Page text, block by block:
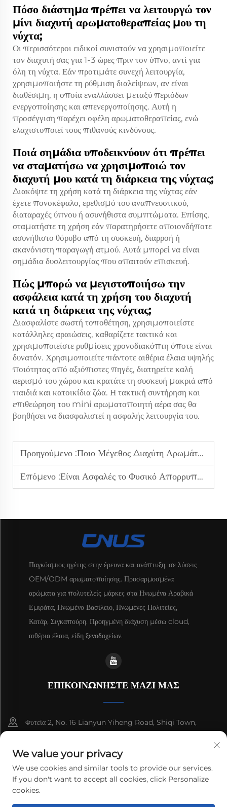
Πόσο διάστημα πρέπει να λειτουργώ τον
μίνι διαχυτή αρωματοθεραπείας μου τη
νύχτα;
Οι περισσότεροι ειδικοί συνιστούν να χρησιμοποιείτε
τον διαχυτή σας για 1-3 ώρες πριν τον ύπνο, αντί για
όλη τη νύχτα. Εάν προτιμάτε συνεχή λειτουργία,
χρησιμοποιήστε τη ρύθμιση διαλείψεων, αν είναι
διαθέσιμη, η οποία εναλλάσσει μεταξύ περιόδων
ενεργοποίησης και απενεργοποίησης. Αυτή η
προσέγγιση παρέχει οφέλη αρωματοθεραπείας, ενώ
ελαχιστοποιεί τους πιθανούς κινδύνους.
Ποιά σημάδια υποδεικνύουν ότι πρέπει
να σταματήσω να χρησιμοποιώ τον
διαχυτή μου κατά τη διάρκεια της νύχτας;
Διακόψτε τη χρήση κατά τη διάρκεια της νύχτας εάν
έχετε πονοκέφαλο, ερεθισμό του αναπνευστικού,
διαταραχές ύπνου ή ασυνήθιστα συμπτώματα. Επίσης,
σταματήστε τη χρήση εάν παρατηρήσετε οποιονδήποτε
ασυνήθιστο θόρυβο από τη συσκευή, διαρροή ή
ακανόνιστη παραγωγή ατμού. Αυτά μπορεί να είναι
σημάδια δυσλειτουργίας που απαιτούν επισκευή.
Πώς μπορώ να μεγιστοποιήσω την
ασφάλεια κατά τη χρήση του διαχυτή
κατά τη διάρκεια της νύχτας;
Διασφαλίστε σωστή τοποθέτηση, χρησιμοποιείστε
κατάλληλες αραιώσεις, καθαρίζετε τακτικά και
χρησιμοποιείστε ρυθμίσεις χρονοδιακόπτη όποτε είναι
δυνατόν. Χρησιμοποιείτε πάντοτε αιθέρια έλαια υψηλής
ποιότητας από αξιόπιστες πηγές, διατηρείτε καλή
αερισμό του χώρου και κρατάτε τη συσκευή μακριά από
παιδιά και κατοικίδια ζώα. Η τακτική συντήρηση και
επιθεώρηση του mini αρωματοποιητή αέρα σας θα
βοηθήσει να διασφαλιστεί η ασφαλής λειτουργία του.
Προηγούμενο :Ποιο Μέγεθος Διαχύτη Αρωμάτων Χρειάζομαι Για Ένα Δωμάτιο Τύπου Ανοικτού Χώρου Σε Σχέση Με Ένα Μικρό Υπνοδωμάτιο;
Επόμενο :Είναι Ασφαλές το Φυσικό Απορρυπαντικό για την Αυτοκίνητο σε Υψηλές Θερμοκρασίες;
Παγκόσμιος ηγέτης στην έρευνα και ανάπτυξη, σε λύσεις
OEM/ODM αρωματοποίησης. Προσαρμοσμένα
αρώματα για πολυτελείς μάρκες στα Ηνωμένα Αραβικά
Εμιράτα, Ηνωμένο Βασίλειο, Ηνωμένες Πολιτείες,
Κατάρ, Σιγκαπούρη. Προηγμένη διάχυση μέσω cloud,
αιθέρια έλαια, είδη ξενοδοχείων.
ΕΠΙΚΟΙΝΩΝΗΣΤΕ ΜΑΖΙ ΜΑΣ
Φυτεία 2, No. 16 Lianyun Yiheng Road, Shiqi Town,
+86-13192436782
[email protected]
We value your privacy
We use cookies and similar tools to provide our services.
If you don't want to accept all cookies, click Personalize
cookies.